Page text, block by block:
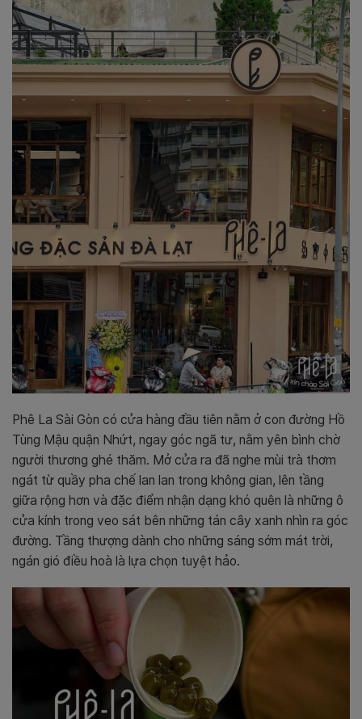
Phê La Sài Gòn có cửa hàng đầu tiên nằm ở con đường Hồ
Tùng Mậu quận Nhứt, ngay góc ngã tư, nằm yên bình chờ
người thương ghé thăm. Mở cửa ra đã nghe mùi trà thơm
ngát từ quầy pha chế lan lan trong không gian, lên tầng
giữa rộng hơn và đặc điểm nhận dạng khó quên là những ô
cửa kính trong veo sát bên những tán cây xanh nhìn ra góc
đường. Tầng thượng dành cho những sáng sớm mát trời,
ngán gió điều hoà là lựa chọn tuyệt hảo.